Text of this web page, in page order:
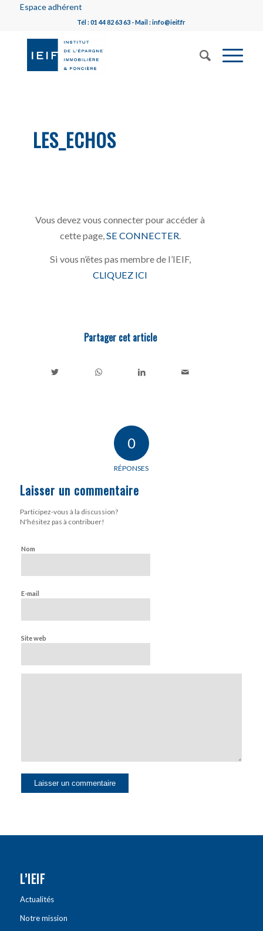
Espace adhérent
Tél : 01 44 82 63 63 - Mail : info@ieif.fr
LES_ECHOS
Vous devez vous connecter pour accéder à
cette page, SE CONNECTER
Si vous n’êtes pas membre de l’IEIF,
CLIQUEZ ICI
Partager cet article
0
RÉPONSES
Laisser un commentaire
Participez-vous à la discussion?
N'hésitez pas à contribuer!
Nom
E-mail
Site web
L’IEIF
Actualités
Notre mission